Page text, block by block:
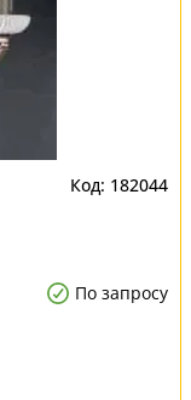
182044
По запросу